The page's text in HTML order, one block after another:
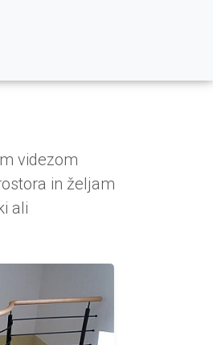
videzom
in željam
ali